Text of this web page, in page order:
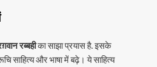
रब्बहीका साझा प्रयास है. इसके
साहित्य और भाषा में बढ़े। ये साहित्य